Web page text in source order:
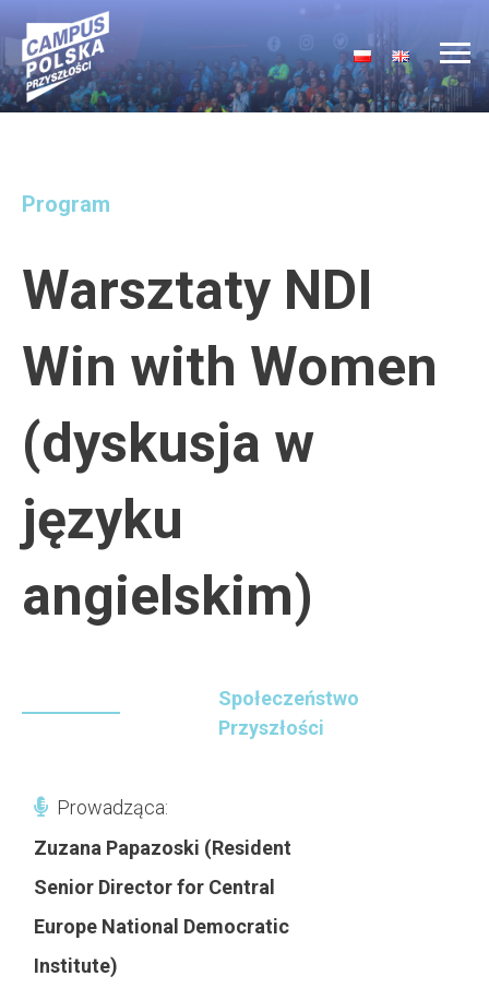
Main Navigation
Program
Warsztaty NDI
Win with Women
(dyskusja w
języku
angielskim)
Społeczeństwo
Przyszłości
Prowadząca:
Zuzana Papazoski (Resident
Senior Director for Central
Europe National Democratic
Institute)